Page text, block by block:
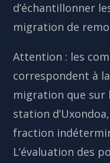
d’échantillonner
migration de
Attention : les
correspondent à
migration que sur
station
fraction
L’évaluation des